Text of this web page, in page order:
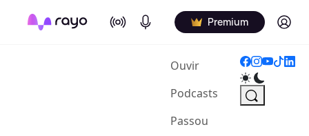
On Air Podcasts Premium Log in
Ouvir(current)
Podcasts
Passou